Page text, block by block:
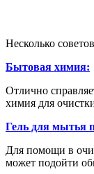
Несколько
Бытовая химия:
Отлично
химия для
Гель для мытья
Для помощи в
может подойти